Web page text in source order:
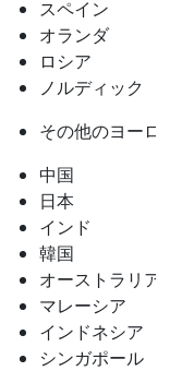
スペイン
オランダ
ロシア
ノルディック
その他のヨーロ
中国
日本
インド
韓国
オーストラリア
マレーシア
インドネシア
シンガポール